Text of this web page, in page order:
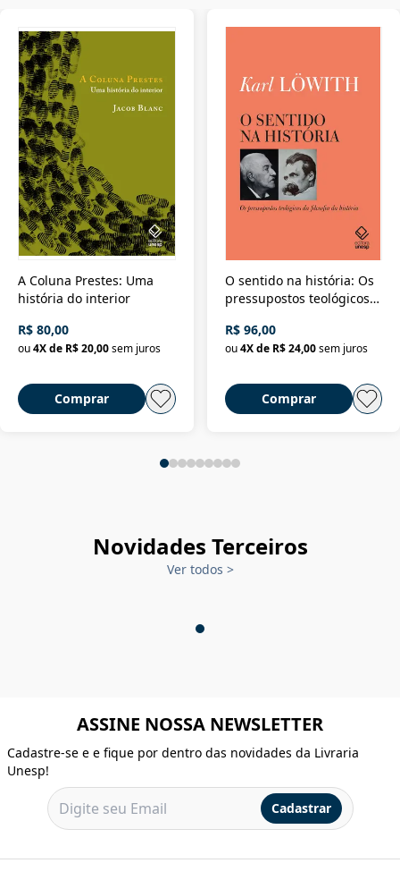
A Coluna Prestes: Uma
história do interior
R$ 80,00
ou4X de R$ 20,00sem juros
Comprar
O sentido na história: Os
pressupostos teológicos
R$ 96,00
ou 4X de R$ 24,00 sem juros
Comprar
Novidades Terceiros
Ver todos >
ASSINE NOSSA NEWSLETTER
Cadastre-se e e fique por dentro das novidades da Livraria
Unesp!
Cadastrar